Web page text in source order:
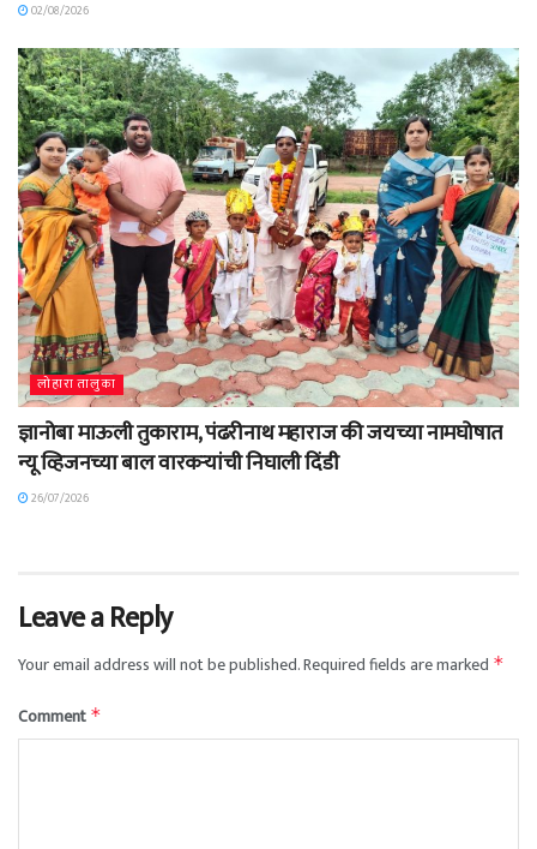
02/08/2026
लोहारा तालुका
ज्ञानोबा माऊली तुकाराम, पंढरीनाथ महाराज की जयच्या नामघोषात
न्यू व्हिजनच्या बाल वारकऱ्यांची निघाली दिंडी
26/07/2026
Leave a Reply
Your email address will not be published.Required fields are marked *
Comment *